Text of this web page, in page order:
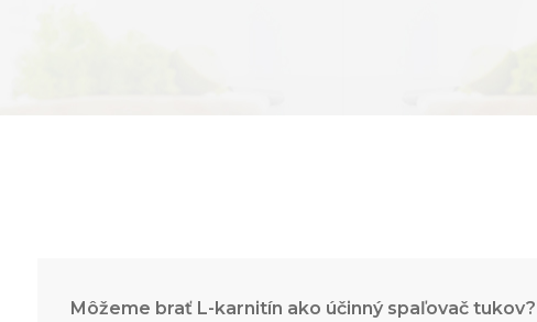
Môžeme brať L-karnitín ako účinný spaľovač